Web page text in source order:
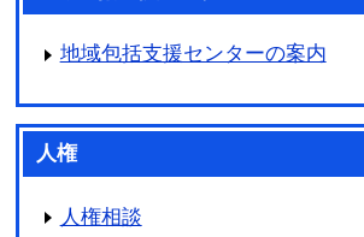
地域包括支援センターの案内
人権
人権相談